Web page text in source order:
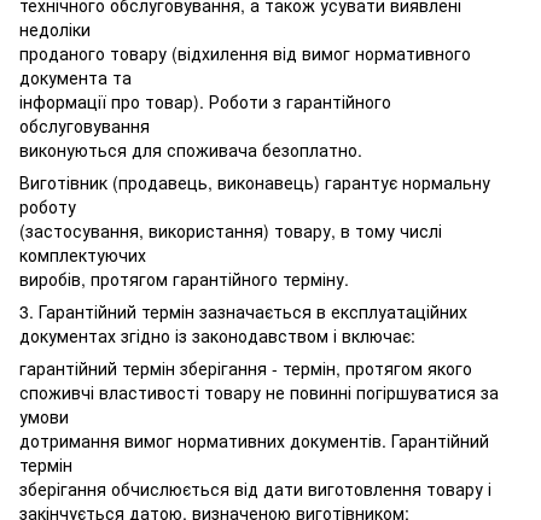
недоліки
проданого товару (відхилення від вимог нормативного
документа та
інформації про товар). Роботи з гарантійного
обслуговування
виконуються для споживача безоплатно.
Виготівник (продавець, виконавець) гарантує нормальну
роботу
(застосування, використання) товару, в тому числі
комплектуючих
виробів, протягом гарантійного терміну.
3. Гарантійний термін зазначається в експлуатаційних
документах згідно із законодавством і включає:
гарантійний термін зберігання - термін, протягом якого
споживчі властивості товару не повинні погіршуватися за
умови
дотримання вимог нормативних документів. Гарантійний
термін
зберігання обчислюється від дати виготовлення товару і
закінчується датою, визначеною виготівником;